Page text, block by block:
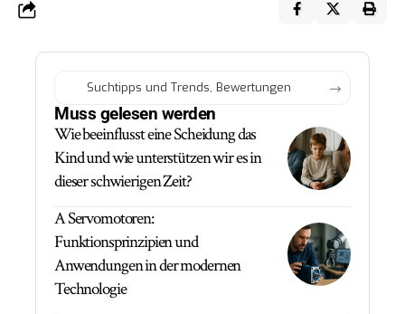
Muss gelesen werden
Wie beeinflusst eine Scheidung das
Kind und wie unterstützen wir es in
dieser schwierigen Zeit?
A Servomotoren:
Funktionsprinzipien und
Anwendungen in der modernen
Technologie